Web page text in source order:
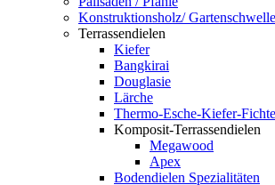
Konstruktionsholz/
Terrassendielen
Kiefer
Bangkirai
Douglasie
Lärche
Thermo-Esche-Kiefer-Fichte
Komposit-Terrassendielen
Megawood
Apex
Bodendielen Spezialitäten